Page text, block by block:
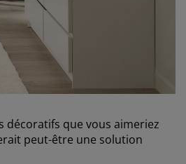
décoratifs que vous aimeriez
peut-être une solution